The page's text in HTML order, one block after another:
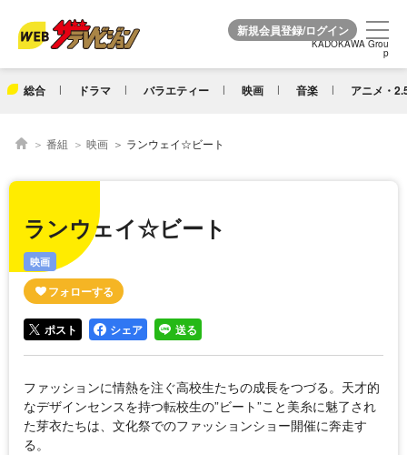
KADOKAWA Grou
p
総合 ドラマ バラエティー 映画 音楽 アニメ・
KADOKAWA Grou
p
番組 映画 ランウェイ☆ビート
ランウェイ☆ビート
映画
ポスト シェア 送る
ファッションに情熱を注ぐ高校生たちの成長をつづる。天才的
なデザインセンスを持つ転校生の”ビート”こと美糸に魅了され
た芽衣たちは、文化祭でのファッションショー開催に奔走す
る。